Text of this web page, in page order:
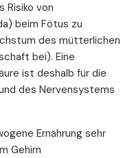
Risiko von
beim Fötus zu
des mütterlichen
bei). Eine
ist deshalb für die
des Nervensystems
Ernährung sehr
Gehirn